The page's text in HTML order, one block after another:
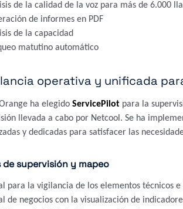
de la calidad de la voz para más de 6.000
de informes en PDF
de la capacidad
matutino automático
operativa y unificada
ha elegido ServicePilot para la
llevada a cabo por Netcool. Se ha
y dedicadas para satisfacer las
de supervisión y mapeo
para la vigilancia de los elementos técnicos
de negocios con la visualización de